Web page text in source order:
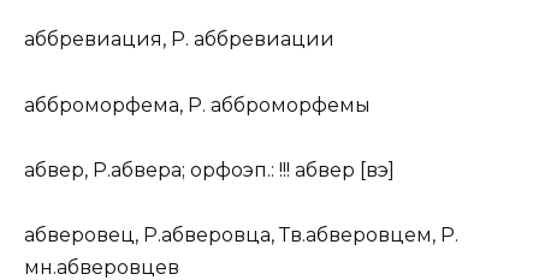
аббревиация, Р. аббревиации
абброморфема, Р. абброморфемы
абвер, Р.абвера; орфоэп.: !!! абвер [вэ]
абверовец, Р.абверовца,Тв.абверовцем, Р.
мн.абверовцев